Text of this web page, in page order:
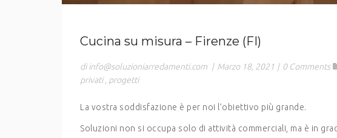
Cucina su misura – Firenze (FI)
di info@soluzioniarredamenti.com | Marzo 18, 2021 | 0 Comments
privati , progetti
La vostra soddisfazione è per noi l’obiettivo più grande.
Soluzioni non si occupa solo di attività commerciali, ma è in